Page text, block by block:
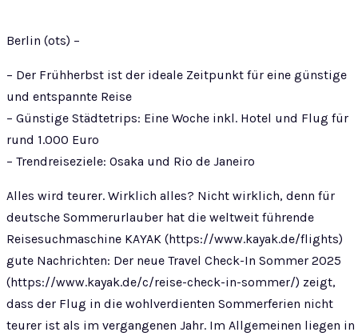
Berlin (ots) –
– Der Frühherbst ist der ideale Zeitpunkt für eine günstige
und entspannte Reise
– Günstige Städtetrips: Eine Woche inkl. Hotel und Flug für
rund 1.000 Euro
– Trendreiseziele: Osaka und Rio de Janeiro
Alles wird teurer. Wirklich alles? Nicht wirklich, denn für
deutsche Sommerurlauber hat die weltweit führende
Reisesuchmaschine KAYAK (https://www.kayak.de/flights)
gute Nachrichten: Der neue Travel Check-In Sommer 2025
(https://www.kayak.de/c/reise-check-in-sommer/) zeigt,
dass der Flug in die wohlverdienten Sommerferien nicht
teurer ist als im vergangenen Jahr. Im Allgemeinen liegen in